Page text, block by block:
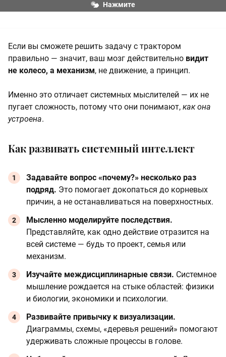
Нажмите
Если вы сможете решить задачу с трактором
правильно — значит, ваш мозг действительно видит
не колесо, а механизм, не движение, а принцип.
Именно это отличает системных мыслителей — их не
пугает сложность, потому что они понимают, как она
устроена.
Как развивать системный интеллект
Задавайте вопрос «почему?» несколько раз
подряд. Это помогает докопаться до корневых
причин, а не останавливаться на поверхностных.
Мысленно моделируйте последствия.
Представляйте, как одно действие отразится на
всей системе — будь то проект, семья или
механизм.
Изучайте междисциплинарные связи. Системное
мышление рождается на стыке областей: физики
и биологии, экономики и психологии.
Развивайте привычку к визуализации.
Диаграммы, схемы, «деревья решений» помогают
удерживать сложные процессы в голове.